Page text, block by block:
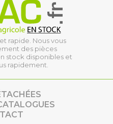
rapide. Nous vous
des pièces
stock disponibles et
rapidement.